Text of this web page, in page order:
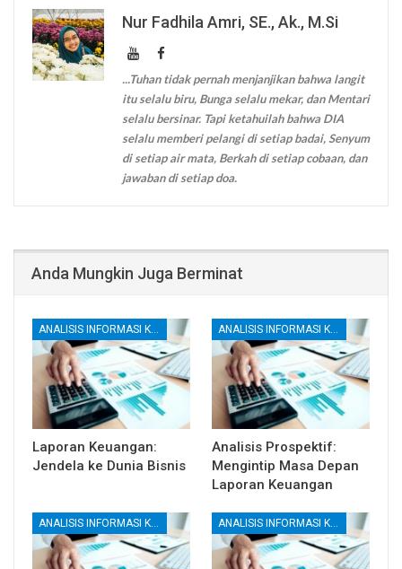
Nur Fadhila Amri, SE., Ak., M.Si
...Tuhan tidak pernah menjanjikan bahwa langit
itu selalu biru, Bunga selalu mekar, dan Mentari
selalu bersinar. Tapi ketahuilah bahwa DIA
selalu memberi pelangi di setiap badai, Senyum
di setiap air mata, Berkah di setiap cobaan, dan
jawaban di setiap doa.
Anda Mungkin Juga Berminat
ANALISIS INFORMASI KEUANGAN
Laporan Keuangan:
Jendela ke Dunia Bisnis
ANALISIS INFORMASI KEUANGAN
Analisis Prospektif:
Mengintip Masa Depan
Laporan Keuangan
ANALISIS INFORMASI KEUANGAN ANALISIS INFORMASI KEUANGAN